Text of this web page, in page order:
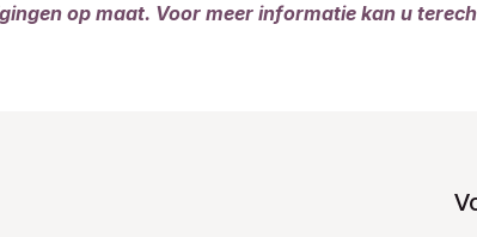
op maat. Voor meer informatie kan u